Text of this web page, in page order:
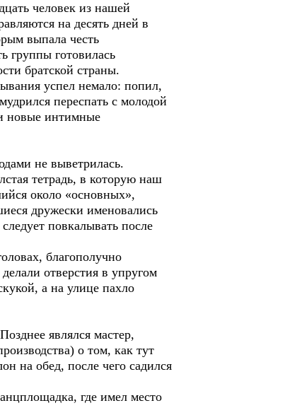
человек из нашей
на десять дней в
выпала честь
группы готовилась
братской страны.
успел немало: попил,
переспать с молодой
новые интимные
не выветрилась.
тетрадь, в которую наш
около «основных»,
дружески именовались
повкалывать после
благополучно
отверстия в упругом
а на улице пахло
являлся мастер,
о том, как тут
на обед, после чего садился
где имел место